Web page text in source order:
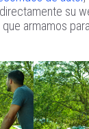
su
que armamos